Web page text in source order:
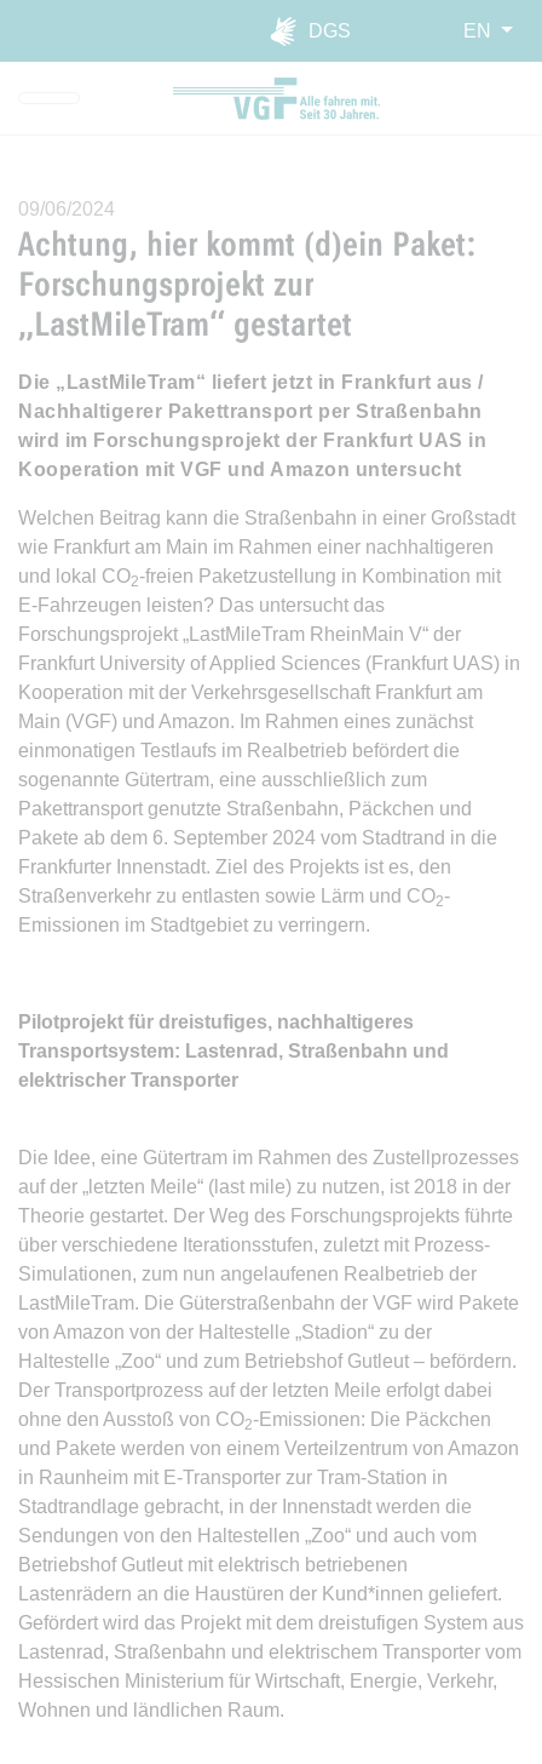
Skip to main navigation
Skip to main content
Report website barrier
DGS
EN
09/06/2024
Achtung, hier kommt (d)ein Paket:
Forschungsprojekt zur
„LastMileTram“ gestartet
Die „LastMileTram“ liefert jetzt in Frankfurt aus /
Nachhaltigerer Pakettransport per Straßenbahn
wird im Forschungsprojekt der Frankfurt UAS in
Kooperation mit VGF und Amazon untersucht
Welchen Beitrag kann die Straßenbahn in einer Großstadt
wie Frankfurt am Main im Rahmen einer nachhaltigeren
und lokal CO2-freien Paketzustellung in Kombination mit
E-Fahrzeugen leisten? Das untersucht das
Forschungsprojekt „LastMileTram RheinMain V“ der
Frankfurt University of Applied Sciences (Frankfurt UAS) in
Kooperation mit der Verkehrsgesellschaft Frankfurt am
Main (VGF) und Amazon. Im Rahmen eines zunächst
einmonatigen Testlaufs im Realbetrieb befördert die
sogenannte Gütertram, eine ausschließlich zum
Pakettransport genutzte Straßenbahn, Päckchen und
Pakete ab dem 6. September 2024 vom Stadtrand in die
Frankfurter Innenstadt. Ziel des Projekts ist es, den
Straßenverkehr zu entlasten sowie Lärm und CO2-
Emissionen im Stadtgebiet zu verringern.
Pilotprojekt für dreistufiges, nachhaltigeres
Transportsystem: Lastenrad, Straßenbahn und
elektrischer Transporter
Die Idee, eine Gütertram im Rahmen des Zustellprozesses
auf der „letzten Meile“ (last mile) zu nutzen, ist 2018 in der
Theorie gestartet. Der Weg des Forschungsprojekts führte
über verschiedene Iterationsstufen, zuletzt mit Prozess-
Simulationen, zum nun angelaufenen Realbetrieb der
LastMileTram. Die Güterstraßenbahn der VGF wird Pakete
von Amazon von der Haltestelle „Stadion“ zu der
Haltestelle „Zoo“ und zum Betriebshof Gutleut – befördern.
Der Transportprozess auf der letzten Meile erfolgt dabei
ohne den Ausstoß von CO2-Emissionen: Die Päckchen
und Pakete werden von einem Verteilzentrum von Amazon
in Raunheim mit E-Transporter zur Tram-Station in
Stadtrandlage gebracht, in der Innenstadt werden die
Sendungen von den Haltestellen „Zoo“ und auch vom
Betriebshof Gutleut mit elektrisch betriebenen
Lastenrädern an die Haustüren der Kund*innen geliefert.
Gefördert wird das Projekt mit dem dreistufigen System aus
Lastenrad, Straßenbahn und elektrischem Transporter vom
Hessischen Ministerium für Wirtschaft, Energie, Verkehr,
Wohnen und ländlichen Raum.